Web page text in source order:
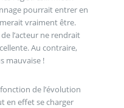
pourrait entrer en
vraiment être.
de l’acteur ne rendrait
Au contraire,
mauvaise !
de l’évolution
en effet se charger